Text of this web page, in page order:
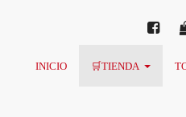
INICIO 🛒TIENDA